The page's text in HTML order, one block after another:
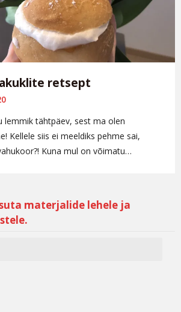
retsept
lemmik tähtpäev, sest ma olen
Kellele siis ei meeldiks pehme sai,
Kuna mul on võimatu…
materjalide lehele ja